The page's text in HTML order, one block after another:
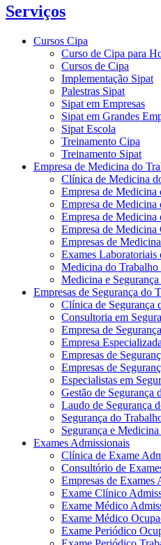
Serviços
Cursos Cipa
Curso de Cipa para
Cursos de Cipa
Implementação Sipat
Palestras Sipat
Sipat em Empresas
Sipat em Grandes
Sipat Escola
Treinamento Cipa
Treinamento Sipat
Empresa de Medicina do
Clínica de Medicina
Empresa de Medicina
Empresa de Medicina
Empresa de Medicina
Empresa de Medicina
Empresas de
Exames
Medicina do Trabalho
Medicina e
Empresas de Segurança do
Clínica de Segurança
Consultoria em
Empresa de
Empresa
Empresas de
Empresas de
Especialistas em
Gestão de Segurança
Laudo de Segurança
Segurança do
Segurança e
Exames Admissionais
Clínica de Exame
Consultório de
Empresas de Exames
Exame Clínico
Exame Médico
Exame Médico
Exame Periódico